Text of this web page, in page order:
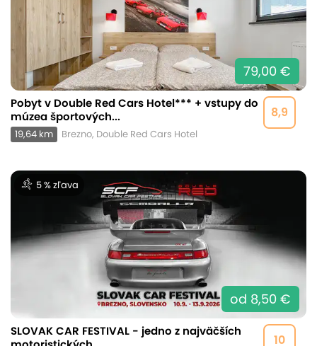
79,00 €
8,9
Pobyt v Double Red Cars Hotel*** + vstupy do
múzea športových...
19,64 km Brezno, Double Red Cars Hotel
5 % zľava
od 8,50 €
10
SLOVAK CAR FESTIVAL - jedno z najväčších